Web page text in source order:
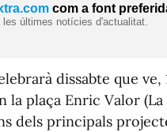
com a font
últimes notícies d'actualitat.
dissabte que
la plaça Enric Valor
dels principals